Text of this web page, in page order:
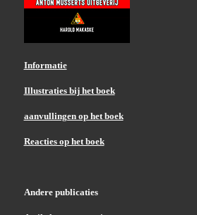
Informatie
Illustraties bij het boek
aanvullingen op het boek
Reacties op het boek
Andere publicaties